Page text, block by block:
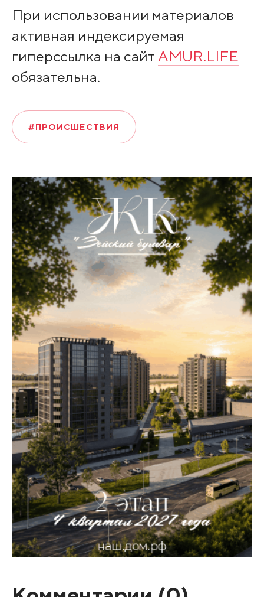
При использовании материалов
активная индексируемая
гиперссылка на сайт AMUR.LIFE
обязательна.
#ПРОИСШЕСТВИЯ